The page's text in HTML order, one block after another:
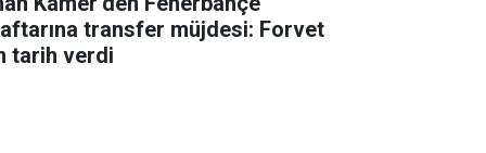
transfer müjdesi: Forvet
tarih verdi